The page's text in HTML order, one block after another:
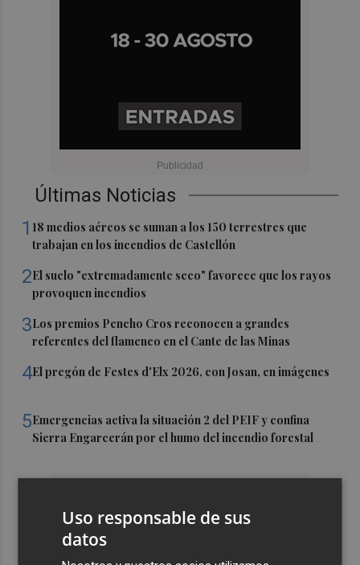
Últimas Noticias
1 18 medios aéreos se suman a los 150 terrestres que
trabajan en los incendios de Castellón
2El suelo "extremadamente seco" favorece que los rayos
provoquen incendios
3Los premios Pencho Cros reconocen a grandes
referentes del flamenco en el Cante de las Minas
4El pregón de Festes d'Elx 2026, con Josan, en imágenes
5Emergencias activa la situación 2 del PEIF y confina
Sierra Engarcerán por el humo del incendio forestal
Uso responsable de sus
datos